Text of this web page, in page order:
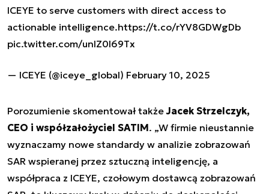
ICEYE to serve customers with direct access to
actionable intelligence.https://t.co/rYV8GDWgDb
pic.twitter.com/unlZ0l69Tx
— ICEYE (@iceye_global) February 10, 2025
Porozumienie skomentował takżeJacek Strzelczyk,
CEO i współzałożyciel SATIM. „W firmie nieustannie
wyznaczamy nowe standardy w analizie zobrazowań
SAR wspieranej przez sztuczną inteligencję, a
współpraca z ICEYE, czołowym dostawcą zobrazowań